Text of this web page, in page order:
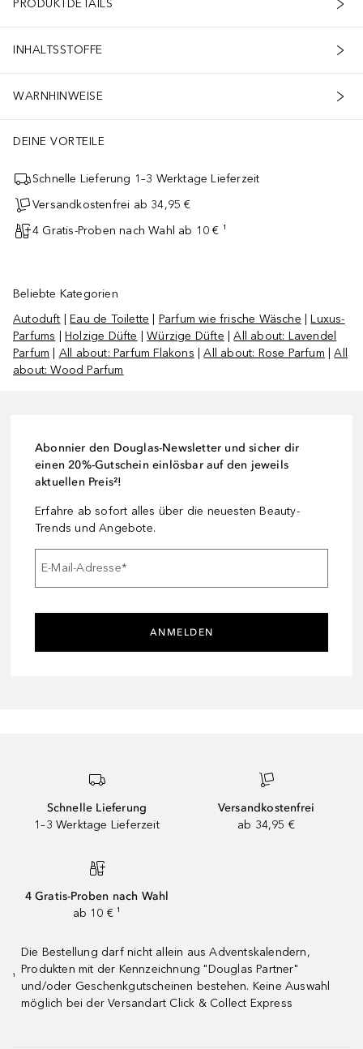
PRODUKTDETAILS
INHALTSSTOFFE
WARNHINWEISE
DEINE VORTEILE
Schnelle Lieferung 1–3 Werktage Lieferzeit
Versandkostenfrei ab 34,95 €
4 Gratis-Proben nach Wahl ab 10 € ¹
Beliebte Kategorien
Autoduft |Eau de Toilette Parfum wie frische Wäsche |Luxus-
Parfums |Holzige Düfte |Würzige Düfte |All about: Lavendel
Parfum
All about: Parfum Flakons |All about: Rose Parfum |All
about: Wood Parfum
Abonnier den Douglas-Newsletter und sicher dir
einen 20%-Gutschein einlösbar auf den jeweils
aktuellen Preis²!
Erfahre ab sofort alles über die neuesten Beauty-
Trends und Angebote.
E-Mail-Adresse*
ANMELDEN
Schnelle Lieferung
1–3 Werktage Lieferzeit
Versandkostenfrei
ab 34,95 €
4 Gratis-Proben nach Wahl
ab 10 € ¹
¹
Die Bestellung darf nicht allein aus Adventskalendern,
Produkten mit der Kennzeichnung "Douglas Partner"
und/oder Geschenkgutscheinen bestehen. Keine Auswahl
möglich bei der Versandart Click & Collect Express